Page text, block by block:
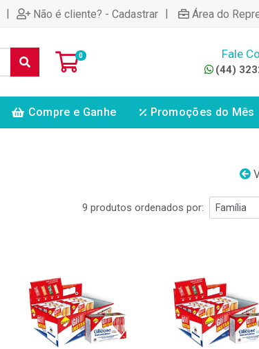
| Não é cliente? - Cadastrar | Área do
0 Fale
(44)
Compre e Ganhe Promoções do Mês
9 produtos ordenados por: